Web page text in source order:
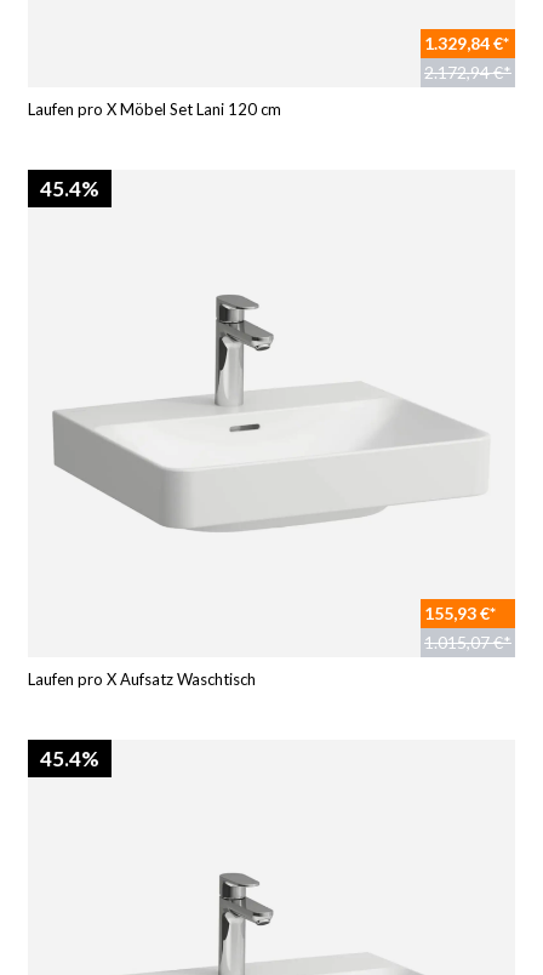
1.329,84 €*
2.172,94 €*
Laufen pro X Möbel Set Lani 120 cm
45.4%
155,93 €*
1.015,07 €*
Laufen pro X Aufsatz Waschtisch
45.4%